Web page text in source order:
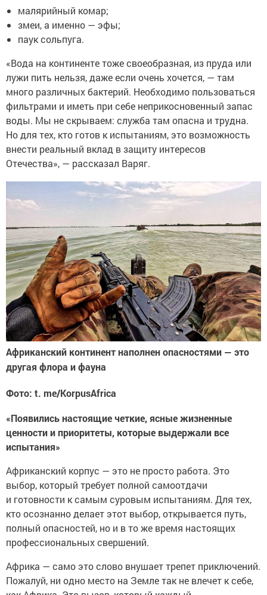
малярийный комар;
змеи, а именно — эфы;
паук сольпуга.
«Вода на континенте тоже своеобразная, из пруда или
лужи пить нельзя, даже если очень хочется, — там
много различных бактерий. Необходимо пользоваться
фильтрами и иметь при себе неприкосновенный запас
воды. Мы не скрываем: служба там опасна и трудна.
Но для тех, кто готов к испытаниям, это возможность
внести реальный вклад в защиту интересов
Отечества», — рассказал Варяг.
Африканский континент наполнен опасностями — это
другая флора и фауна
Фото: t. me/KorpusAfrica
«Появились настоящие четкие, ясные жизненные
ценности и приоритеты, которые выдержали все
испытания»
Африканский корпус — это не просто работа. Это
выбор, который требует полной самоотдачи
и готовности к самым суровым испытаниям. Для тех,
кто осознанно делает этот выбор, открывается путь,
полный опасностей, но и в то же время настоящих
профессиональных свершений.
Африка — само это слово внушает трепет приключений.
Пожалуй, ни одно место на Земле так не влечет к себе,